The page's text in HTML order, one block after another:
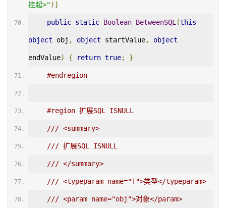
挂起>")]
public static Boolean BetweenSQL (this
object obj , object startValue, object
endValue) { return true; }
#endregion
#region 扩展SQL ISNULL
/// <summary>
/// 扩展SQL ISNULL
/// </summary>
/// <typeparam name="T">类型</typeparam>
/// <param name="obj">对象</param>